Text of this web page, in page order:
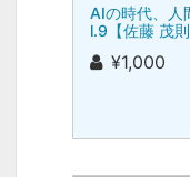
AIの時代、人
l.9【佐藤 茂則
¥1,000